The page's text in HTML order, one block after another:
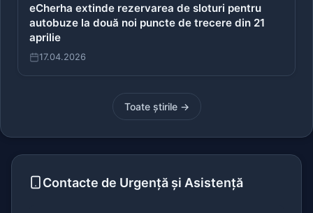
eCherha extinde rezervarea de sloturi pentru
autobuze la două noi puncte de trecere din 21
aprilie
17.04.2026
Toate știrile →
Contacte de Urgență și Asistență